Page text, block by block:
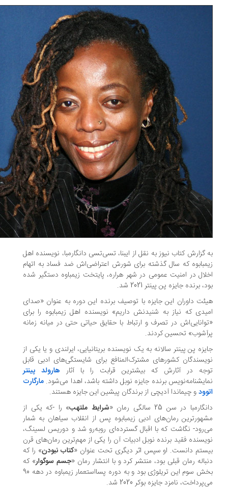
گزارش کتاب نیوز به نقل از ایبنا، تسی‌تسی دانگارمبا، نویسنده اهل
که سال گذشته برای شورش اعتراضی‌اش ضد فساد به اتهام
در امنیت عمومی در شهر هراره، پایتخت زیمباوه دستگیر شده
برنده جایزه پن پینتر 2021 شد.
داوران این جایزه با توصیف برنده این دوره به عنوان «صدای
که نیاز به شنیدنش داریم» نویسنده اهل زیمبابوه را برای
در تصرف و ارتباط با حقایق حیاتی حتی در میانه زمانه
تحسین کردند.
پن پینتر سالانه به یک نویسنده بریتانیایی، ایرلندی و یا یکی از
کشورهای مشترک‌المنافع برای شایستگی‌های ادبی قابل
در آثارش که بیشترین قرابت را با آثار هارولد پینتر
برنده جایزه نوبل داشته باشد، اهدا می‌شود.مارگارت
و چیماندا آدیچی از برندگان پیشین این جایزه هستند.
در سن 25 سالگی رمان «
شرایط ملتهب » را -که یكی از
رمان‌های ادبی زیمبابوه پس از انقلاب سیاهان به شمار
نگاشت که با اقبال گسترده‌ای روبه‌رو شد و دوریس لسینگ،
فقید برنده نوبل ادبیات آن را یکی از مهم‌ترین رمان‌های قرن
دانست. او سپس اثر دیگری تحت عنوان «کتاب نبودن» را که
رمان قبلی بود، منتشر کرد و با انتشار رمان « جسم سوگوار » که
بخش سوم این تریلوژی بود و به دوره پسااستعمار زیمباوه در دهه 90
نامزد جایزه بوکر 2020 شد.